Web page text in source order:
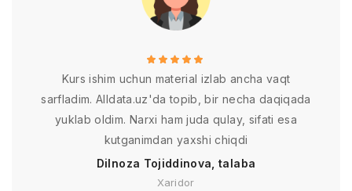
Kurs ishim uchun material izlab ancha vaqt
sarfladim. Alldata.uz'da topib, bir necha daqiqada
yuklab oldim. Narxi ham juda qulay, sifati esa
kutganimdan yaxshi chiqdi
Dilnoza Tojiddinova, talaba
Xaridor